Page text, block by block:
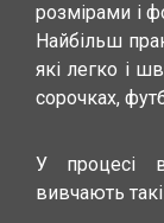
розмірами і
Найбільш
які легко і
сорочках,
У процесі
вивчають